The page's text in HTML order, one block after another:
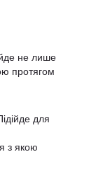
не лише
протягом
для
з якою